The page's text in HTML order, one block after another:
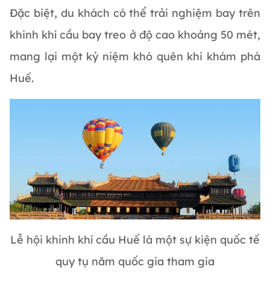
Đặc biệt, du khách có thể trải nghiệm bay trên
khinh khí cầu bay treo ở độ cao khoảng 50 mét,
mang lại một kỷ niệm khó quên khi khám phá
Huế.
Lễ hội khinh khí cầu Huế là một sự kiện quốc tế
quy tụ năm quốc gia tham gia